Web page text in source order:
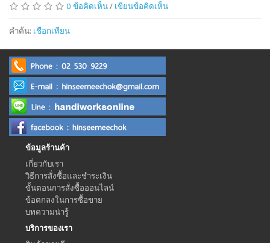
0 ข้อคิดเห็น/ เขียนข้อคิดเห็น
คำค้น: เชือกเทียน
ข้อมูลร้านค้า
เกี่ยวกับเรา
วิธีการสั่งซื้อและชำระเงิน
ขั้นตอนการสั่งซื้อออนไลน์
ข้อตกลงในการซื้อขาย
บทความน่ารู้
บริการของเรา